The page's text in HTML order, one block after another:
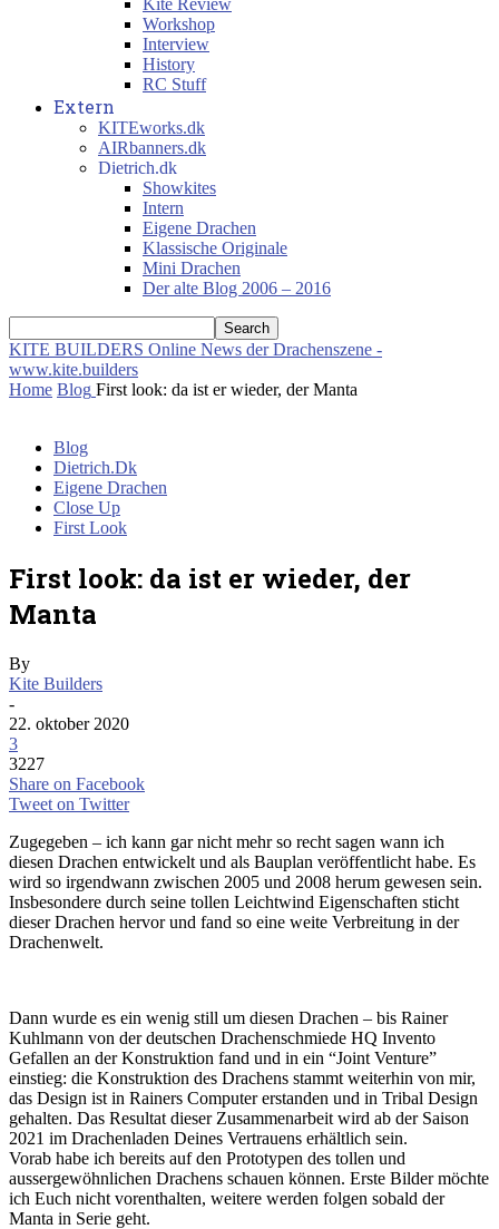
Kite Review
Workshop
Interview
History
RC Stuff
Extern
KITEworks.dk
AIRbanners.dk
Dietrich.dk
Showkites
Intern
Eigene Drachen
Klassische Originale
Mini Drachen
Der alte Blog 2006 – 2016
KITE BUILDERS Online News der Drachenszene -
www.kite.builders
Home Blog First look: da ist er wieder, der Manta
Blog
Dietrich.Dk
Eigene Drachen
Close Up
First Look
First look: da ist er wieder, der
Manta
By
Kite Builders
-
22. oktober 2020
3
3227
Share on Facebook
Tweet on Twitter
Zugegeben – ich kann gar nicht mehr so recht sagen wann ich
diesen Drachen entwickelt und als Bauplan veröffentlicht habe. Es
wird so irgendwann zwischen 2005 und 2008 herum gewesen sein.
Insbesondere durch seine tollen Leichtwind Eigenschaften sticht
dieser Drachen hervor und fand so eine weite Verbreitung in der
Drachenwelt.
Dann wurde es ein wenig still um diesen Drachen – bis Rainer
Kuhlmann von der deutschen Drachenschmiede HQ Invento
Gefallen an der Konstruktion fand und in ein “Joint Venture”
einstieg: die Konstruktion des Drachens stammt weiterhin von mir,
das Design ist in Rainers Computer erstanden und in Tribal Design
gehalten. Das Resultat dieser Zusammenarbeit wird ab der Saison
2021 im Drachenladen Deines Vertrauens erhältlich sein.
Vorab habe ich bereits auf den Prototypen des tollen und
aussergewöhnlichen Drachens schauen können. Erste Bilder möchte
ich Euch nicht vorenthalten, weitere werden folgen sobald der
Manta in Serie geht.